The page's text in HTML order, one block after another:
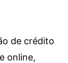
de crédito
online,